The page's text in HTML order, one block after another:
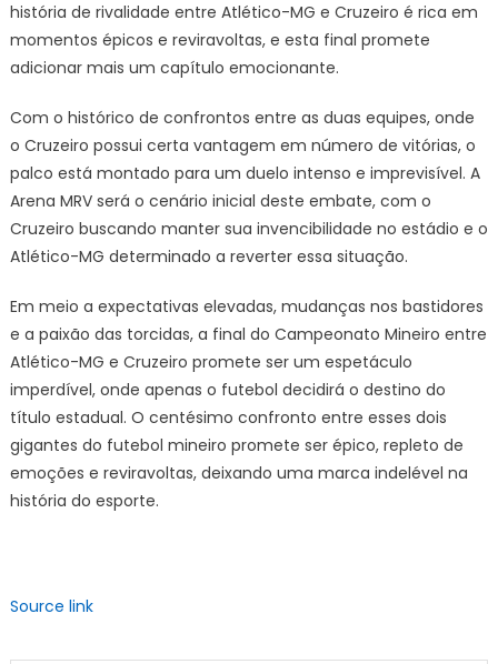
história de rivalidade entre Atlético-MG e Cruzeiro é rica em
momentos épicos e reviravoltas, e esta final promete
adicionar mais um capítulo emocionante.
Com o histórico de confrontos entre as duas equipes, onde
o Cruzeiro possui certa vantagem em número de vitórias, o
palco está montado para um duelo intenso e imprevisível. A
Arena MRV será o cenário inicial deste embate, com o
Cruzeiro buscando manter sua invencibilidade no estádio e o
Atlético-MG determinado a reverter essa situação.
Em meio a expectativas elevadas, mudanças nos bastidores
e a paixão das torcidas, a final do Campeonato Mineiro entre
Atlético-MG e Cruzeiro promete ser um espetáculo
imperdível, onde apenas o futebol decidirá o destino do
título estadual. O centésimo confronto entre esses dois
gigantes do futebol mineiro promete ser épico, repleto de
emoções e reviravoltas, deixando uma marca indelével na
história do esporte.
Source link